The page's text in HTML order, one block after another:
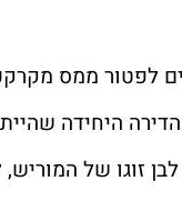
לפטור ממס
היחידה
זוגו של